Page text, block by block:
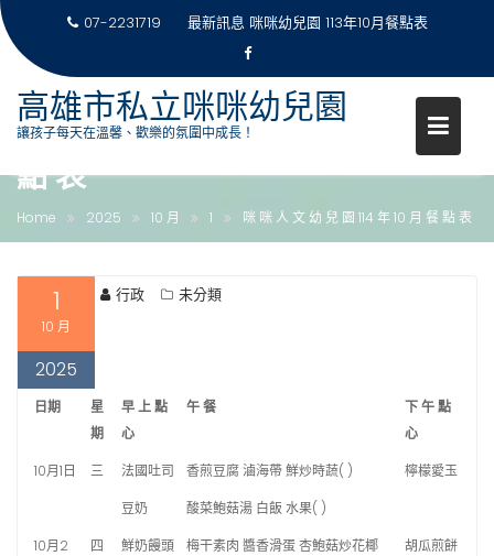
content
07-2231719 最新訊息 咪咪幼兒園 113年10月餐點表
高雄市私立咪咪幼兒園
讓孩子每天在溫馨、歡樂的氛圍中成長！
咪 咪 人 文 幼 兒 園 114 年 10 月 餐
點 表
Home 2025 10 月 1 咪 咪 人 文 幼 兒 園 114 年 10 月 餐 點 表
1
10 月
2025
行政 未分類
日期
星
期
早 上 點
心
午 餐
下 午 點
心
10月1日
三 法國吐司 香煎豆腐 滷海帶 鮮炒時蔬( )
檸檬愛玉
豆奶
酸菜鮑菇湯 白飯 水果( )
10月2
四 鮮奶饅頭 梅干素肉 醬香滑蛋 杏鮑菇炒花椰
胡瓜煎餅